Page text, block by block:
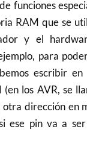
funciones
RAM que se
y el
para
escribir en
(en los AVR, se
otra dirección en
ese pin va a